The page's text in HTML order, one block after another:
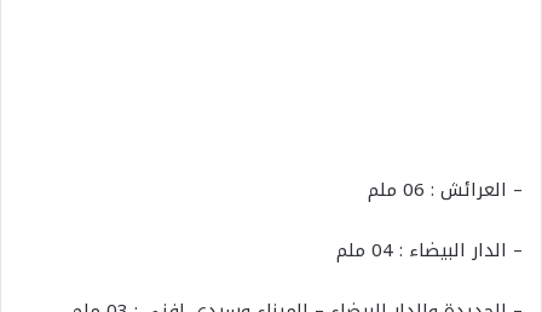
– العرائش : 06 ملم
– الدار البيضاء : 04 ملم